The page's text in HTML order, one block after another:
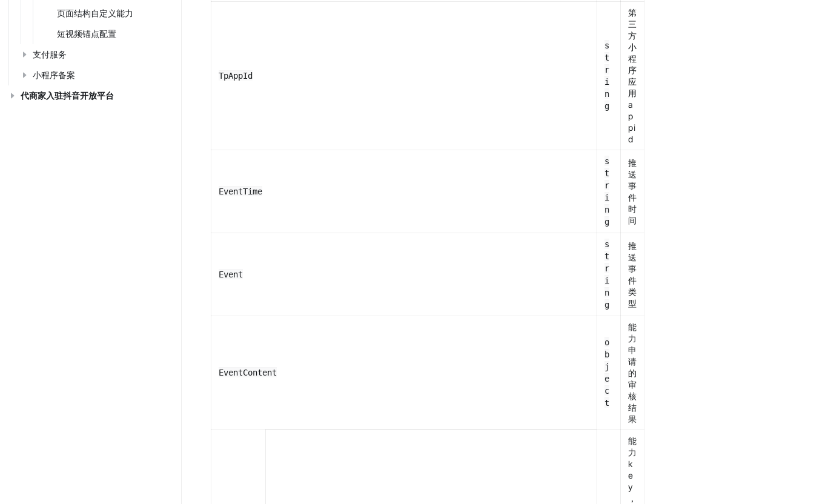
页面结构自定义能力
短视频锚点配置
支付服务
小程序备案
代商家入驻抖音开放平台
TpAppId
s
t
r
i
n
g
第
三
方
小
程
序
应
用
a
p
pi
d
EventTime
s
t
r
i
n
g
推
送
事
件
时
间
Event
s
t
r
i
n
g
推
送
事
件
类
型
EventContent
o
b
j
e
c
t
能
力
申
请
的
审
核
结
果
能
力
k
e
y
，